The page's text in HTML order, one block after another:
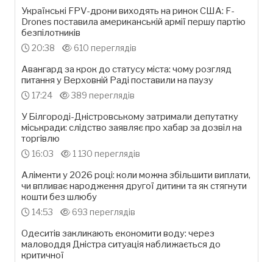
Українські FPV-дрони виходять на ринок США: F-
Drones поставила американській армії першу партію
безпілотників
20:38 610 переглядів
Авангард за крок до статусу міста: чому розгляд
питання у Верховній Раді поставили на паузу
17:24 389 переглядів
У Білгороді-Дністровському затримали депутатку
міськради: слідство заявляє про хабар за дозвіл на
торгівлю
16:03 1 130 переглядів
Аліменти у 2026 році: коли можна збільшити виплати,
чи впливає народження другої дитини та як стягнути
кошти без шлюбу
14:53 693 переглядів
Одеситів закликають економити воду: через
маловоддя Дністра ситуація наближається до
критичної